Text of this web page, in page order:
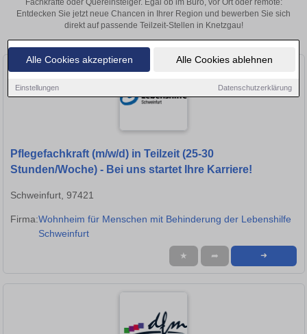
Alle Cookies akzeptieren Alle Cookies ablehnen
Einstellungen Datenschutzerklärung
Fachkräfte oder Quereinsteiger. Egal ob im Büro, vor Ort oder remote:
Entdecken Sie jetzt neue Chancen in Ihrer Region und bewerben Sie sich
direkt auf passende Teilzeit-Stellen in Knetzgau!
Pflegefachkraft (m/w/d) in Teilzeit (25-30
Stunden/Woche) - Bei uns startet Ihre Karriere!
Schweinfurt, 97421
Firma:Wohnheim für Menschen mit Behinderung der Lebenshilfe
Schweinfurt
★ ➦ ➜